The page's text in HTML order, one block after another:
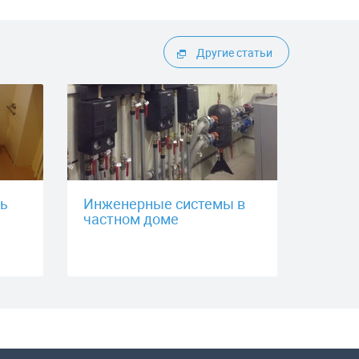
Другие статьи
Инженерные системы в
частном доме